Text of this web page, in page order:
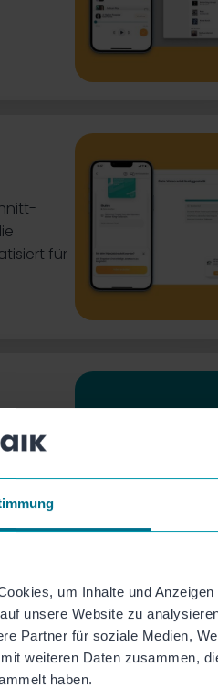
um Inhalte und
unsere Website zu
Partner für soziale Medien,
weiteren Daten zusammen,
haben.
für